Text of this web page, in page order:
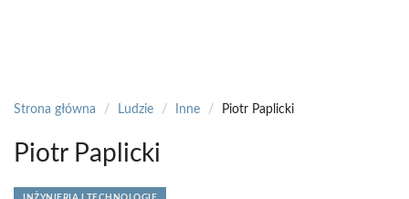
Strona główna / Ludzie / Inne / Piotr Paplicki
Piotr Paplicki